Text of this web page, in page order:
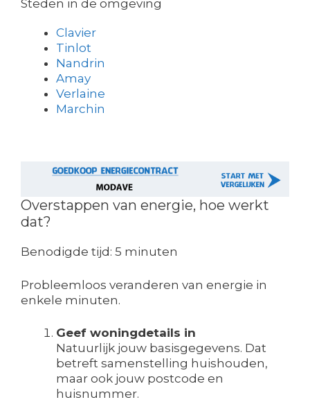
Steden in de omgeving
Clavier
Tinlot
Nandrin
Amay
Verlaine
Marchin
Overstappen van energie, hoe werkt
dat?
Benodigde tijd: 5 minuten
Probleemloos veranderen van energie in
enkele minuten.
Geef woningdetails in
Natuurlijk jouw basisgegevens. Dat
betreft samenstelling huishouden,
maar ook jouw postcode en
huisnummer.